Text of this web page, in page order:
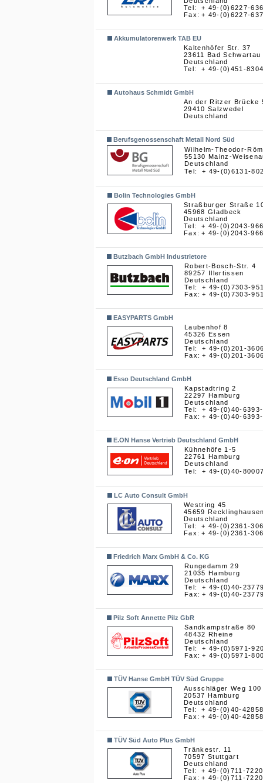
Tel:
Fax:
+ 49-(0)6227-
+ 49-(0)6227-
Akkumulatorenwerk TAB EU
Kaltenhöfer Str. 37
23611 Bad Schwartau
Deutschland
Tel:
+ 49-(0)451-
Autohaus Schmidt GmbH
An der Ritzer Brücke
29410 Salzwedel
Deutschland
Berufsgenossenschaft Metall Nord Süd
Wilhelm-Theodor-
55130 Mainz-
Deutschland
Tel:
+ 49-(0)6131-
Bolin Technologies GmbH
Straßburger Straße
45968 Gladbeck
Deutschland
Tel:
Fax:
+ 49-(0)2043-
+ 49-(0)2043-
Butzbach GmbH Industrietore
Robert-Bosch-Str. 4
89257 Illertissen
Deutschland
Tel:
Fax:
+ 49-(0)7303-
+ 49-(0)7303-
EASYPARTS GmbH
Laubenhof 8
45326 Essen
Deutschland
Tel:
Fax:
+ 49-(0)201-
+ 49-(0)201-
Esso Deutschland GmbH
Kapstadtring 2
22297 Hamburg
Deutschland
Tel:
Fax:
+ 49-(0)40-
+ 49-(0)40-
E.ON Hanse Vertrieb Deutschland GmbH
Kühnehöfe 1-5
22761 Hamburg
Deutschland
Tel:
+ 49-(0)40-
LC Auto Consult GmbH
Westring 45
45659
Deutschland
Tel:
Fax:
+ 49-(0)2361-
+ 49-(0)2361-
Friedrich Marx GmbH & Co. KG
Rungedamm 29
21035 Hamburg
Deutschland
Tel:
Fax:
+ 49-(0)40-
+ 49-(0)40-
Pilz Soft Annette Pilz GbR
Sandkampstraße 80
48432 Rheine
Deutschland
Tel:
Fax:
+ 49-(0)5971-
+ 49-(0)5971-
TÜV Hanse GmbH TÜV Süd Gruppe
Ausschläger Weg 100
20537 Hamburg
Deutschland
Tel:
Fax:
+ 49-(0)40-
+ 49-(0)40-
TÜV Süd Auto Plus GmbH
Tränkestr. 11
70597 Stuttgart
Deutschland
Tel:
Fax:
+ 49-(0)711-
+ 49-(0)711-